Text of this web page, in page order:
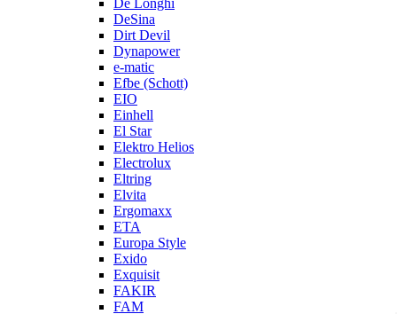
De Longhi
DeSina
Dirt Devil
Dynapower
e-matic
Efbe (Schott)
EIO
Einhell
El Star
Elektro Helios
Electrolux
Eltring
Elvita
Ergomaxx
ETA
Europa Style
Exido
Exquisit
FAKIR
FAM